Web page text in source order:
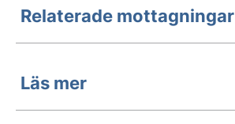
Relaterade mottagningar
Läs mer